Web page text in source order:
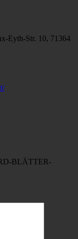
Eyth-Str. 10, 71364
BLÄTTER-